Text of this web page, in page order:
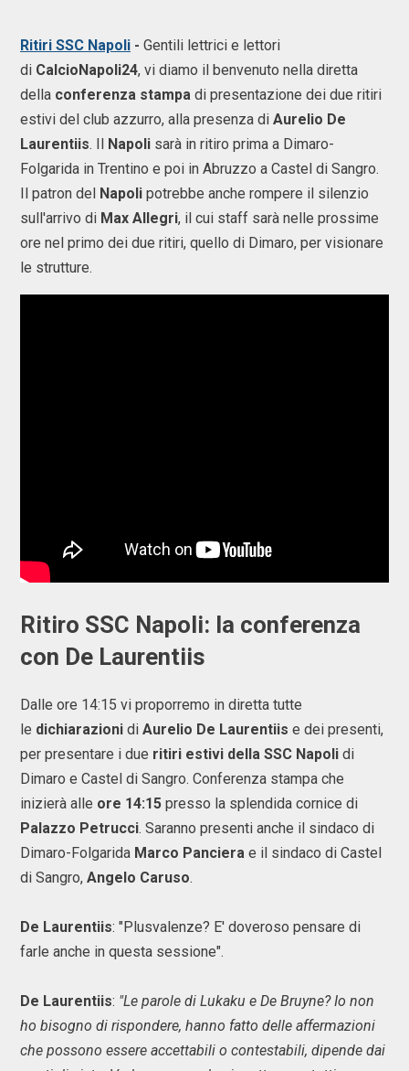
Ritiri SSC Napoli - Gentili lettrici e lettori
di CalcioNapoli24, vi diamo il benvenuto nella diretta
della conferenza stampa di presentazione dei due ritiri
estivi del club azzurro, alla presenza di Aurelio De
Laurentiis. Il Napoli sarà in ritiro prima a Dimaro-
Folgarida in Trentino e poi in Abruzzo a Castel di Sangro.
Il patron del Napoli potrebbe anche rompere il silenzio
sull'arrivo di Max Allegri, il cui staff sarà nelle prossime
ore nel primo dei due ritiri, quello di Dimaro, per visionare
le strutture.
Ritiro SSC Napoli: la conferenza
con De Laurentiis
Dalle ore 14:15 vi proporremo in diretta tutte
le dichiarazioni di Aurelio De Laurentiis e dei presenti,
per presentare i due ritiri estivi della SSC Napoli di
Dimaro e Castel di Sangro. Conferenza stampa che
inizierà alle ore 14:15 presso la splendida cornice di
Palazzo Petrucci. Saranno presenti anche il sindaco di
Dimaro-Folgarida Marco Panciera e il sindaco di Castel
di Sangro, Angelo Caruso.
De Laurentiis: "Plusvalenze? E' doveroso pensare di
farle anche in questa sessione".
De Laurentiis: "Le parole di Lukaku e De Bruyne? Io non
ho bisogno di rispondere, hanno fatto delle affermazioni
che possono essere accettabili o contestabili, dipende dai